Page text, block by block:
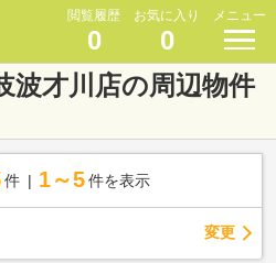
閲覧履歴
0
お気に入り
0
メニュー
波才川店の周辺物件
件 1～5 件を表示
変更